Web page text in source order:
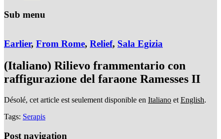
Sub menu
Earlier, From Rome, Relief, Sala Egizia
(Italiano) Rilievo frammentario con
raffigurazione del faraone Ramesses II
Désolé, cet article est seulement disponible en Italiano et English.
Tags: Serapis
Post navigation